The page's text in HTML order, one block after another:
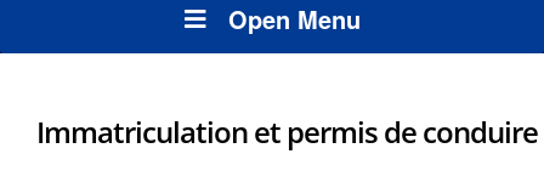
Open Menu
Immatriculation et permis de conduire